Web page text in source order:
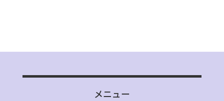
メニュー